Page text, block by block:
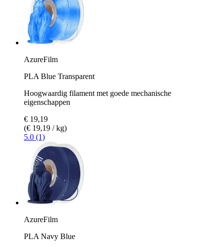
AzureFilm
PLA Blue Transparent
Hoogwaardig filament met goede mechanische
eigenschappen
€ 19,19
(€ 19,19 / kg)
5.0 (1)
AzureFilm
PLA Navy Blue